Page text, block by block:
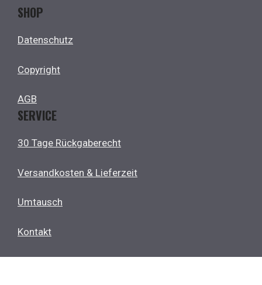
SHOP
Datenschutz
Copyright
AGB
SERVICE
30 Tage Rückgaberecht
Versandkosten & Lieferzeit
Umtausch
Kontakt